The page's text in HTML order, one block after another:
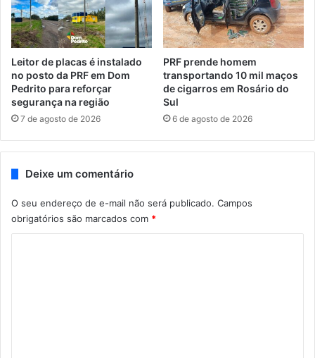
Leitor de placas é instalado
no posto da PRF em Dom
Pedrito para reforçar
segurança na região
7 de agosto de 2026
PRF prende homem
transportando 10 mil maços
de cigarros em Rosário do
Sul
6 de agosto de 2026
Deixe um comentário
O seu endereço de e-mail não será publicado. Campos
obrigatórios são marcados com *